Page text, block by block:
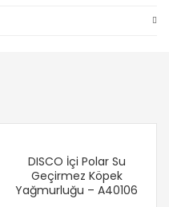
DISCO İçi Polar Su
Geçirmez Köpek
Yağmurluğu – A40106